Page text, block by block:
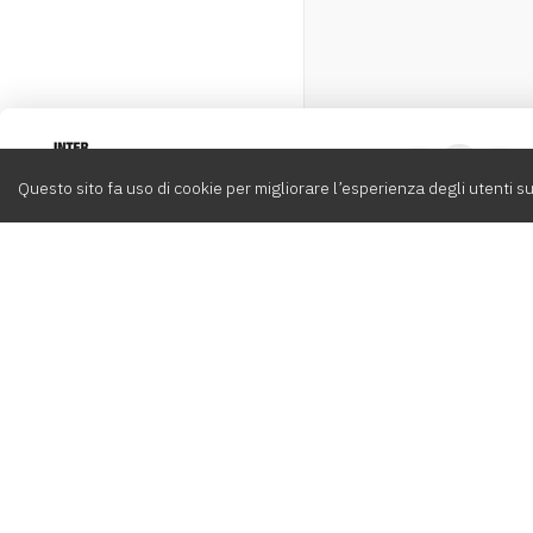
Questo sito fa uso di cookie per migliorare l’esperienza degli utenti